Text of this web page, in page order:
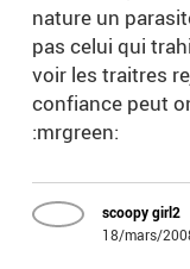
nature un
pas celui qui
voir les traitres
confiance peut
:mrgreen:
scoopy girl2
18/mars/